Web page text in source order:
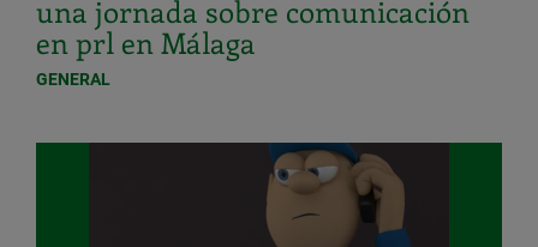
una jornada sobre comunicación
en prl en Málaga
GENERAL